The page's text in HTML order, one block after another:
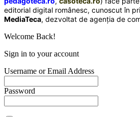
editorial digital românesc, cunoscut în
MediaTeca, dezvoltat de agenția de
Welcome Back!
Sign in to your account
Username or Email Address
Password